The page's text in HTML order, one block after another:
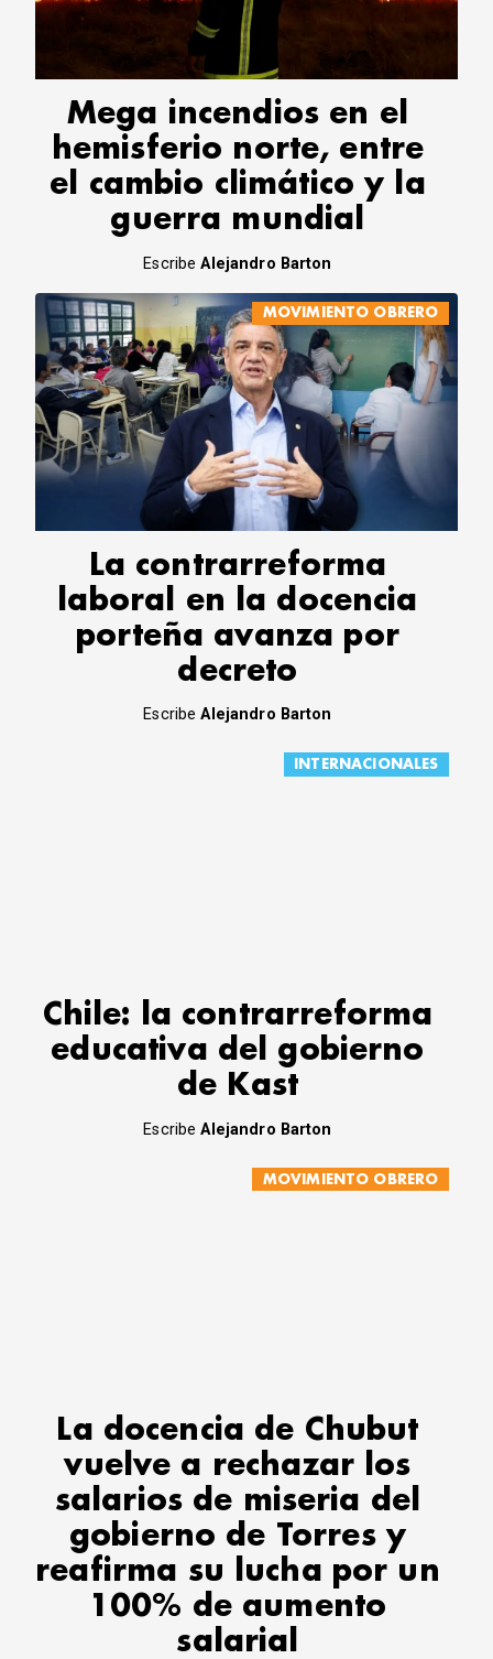
CORREO DE LECTORES
DEBATE
ARCHIVO
DECLARACIONES
ALTAMIRA RESPONDE
Política Obrera Revista
CONTACTO
Mega incendios en el
hemisferio norte, entre
el cambio climático y la
guerra mundial
EscribeAlejandro Barton
MOVIMIENTO OBRERO
La contrarreforma
laboral en la docencia
porteña avanza por
decreto
EscribeAlejandro Barton
INTERNACIONALES
Chile: la contrarreforma
educativa del gobierno
de Kast
EscribeAlejandro Barton
MOVIMIENTO OBRERO
La docencia de Chubut
vuelve a rechazar los
salarios de miseria del
gobierno de Torres y
reafirma su lucha por un
100% de aumento
salarial